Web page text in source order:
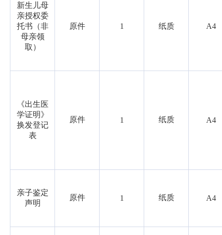
新生儿母
亲授权委
托书（非
母亲领
取）
原件 1 纸质 A4
《出生医
学证明》
换发登记
表
原件 1 纸质 A4
亲子鉴定
声明
原件 1 纸质 A4